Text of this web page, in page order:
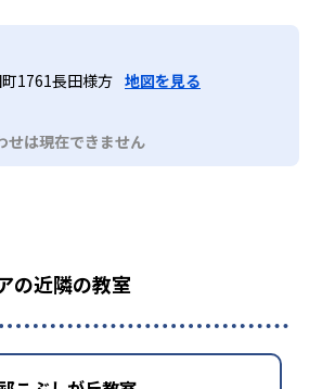
1761長田様方 地図を見る
せは現在できません
の近隣の教室